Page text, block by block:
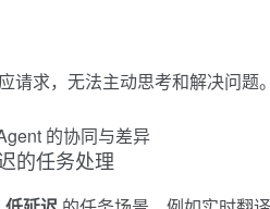
请求，无法主动思考和解决问题
的任务处理